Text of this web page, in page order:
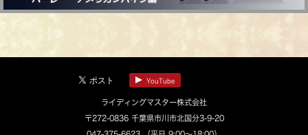
YouTube
ライディングマスター株式会社
〒272-0836 千葉県市川市北国分3-9-20